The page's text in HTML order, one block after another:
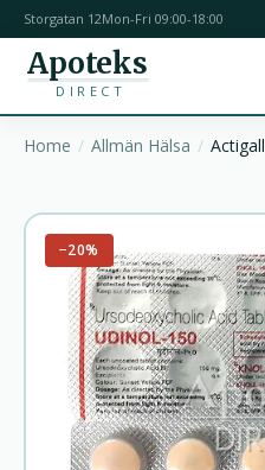
Storgatan 12Mon-Fri 09:00-18:00
Apoteks
DIRECT
Home Allmän Hälsa Actigall
−20%